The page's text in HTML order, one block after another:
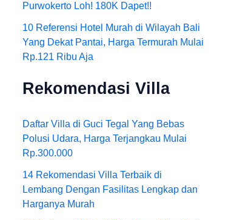
Purwokerto Loh! 180K Dapet!!
10 Referensi Hotel Murah di Wilayah Bali
Yang Dekat Pantai, Harga Termurah Mulai
Rp.121 Ribu Aja
Rekomendasi Villa
Daftar Villa di Guci Tegal Yang Bebas
Polusi Udara, Harga Terjangkau Mulai
Rp.300.000
14 Rekomendasi Villa Terbaik di
Lembang Dengan Fasilitas Lengkap dan
Harganya Murah